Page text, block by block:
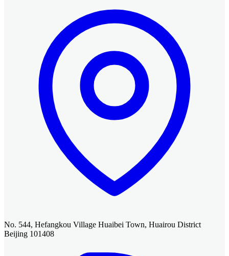
No. 544, Hefangkou Village Huaibei Town, Huairou District
Beijing 101408